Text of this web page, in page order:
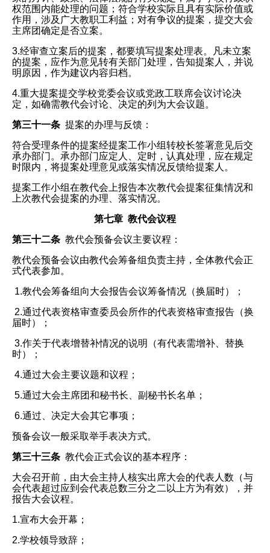
权范围内能处理的问题；符合学校实际且具有实际价值或
作用，涉及广大教职工利益；对有争议的提案，提交大会
主席团确定是否立案。
3.经审查立案后的提案，都要填写提案处理表。凡未立案
的提案，应作为意见转有关部门处理，告知提案人，并说
明原因，作为建议内容归档。
4.重大提案提交学校党委会议或党政工联席会议讨论决
定，如确需教代会讨论、决定的列为大会议题。
第三十一条 提案的办理与反馈：
符合受理条件的提案经提案工作小组转校长签署意见后交
承办部门。承办部门应定人、定时，认真处理，应在规定
时限内，将提案处理意见或落实情况反馈给提案人。
提案工作小组在教代会上报告本次教代会提案征集情况和
上次教代会提案的办理、落实情况。
第七章 教代会议程
第三十二条 教代会预备会议主要议程：
教代会预备会议由教代会筹备组负责主持，全体教代会正
式代表参加。
1.教代会筹备组向大会报告会议筹备情况（换届时）；
2.通过代表资格审查委员会所作的代表资格审查报告（换
届时）；
3.作关于代表增替补情况的说明（有代表需增补、替换
时）；
4.通过大会主要议题和议程；
5.通过大会主席团和秘书长、副秘书长名单；
6.通过、决定大会其它事项；
预备会议一般采取举手表决方式。
第三十三条 教代会正式会议的基本程序：
大会召开前，由大会主持人核实出席大会的代表人数（与
会代表超过应到会代表总数三分之二以上方为有效），并
报告大会议程。
1.宣布大会开幕；
2.学校领导致辞；